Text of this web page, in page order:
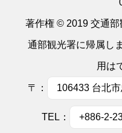
著作権 © 2019 交通
通部観光署に帰属し
用は
〒： 106433 台北
TEL： +886-2-